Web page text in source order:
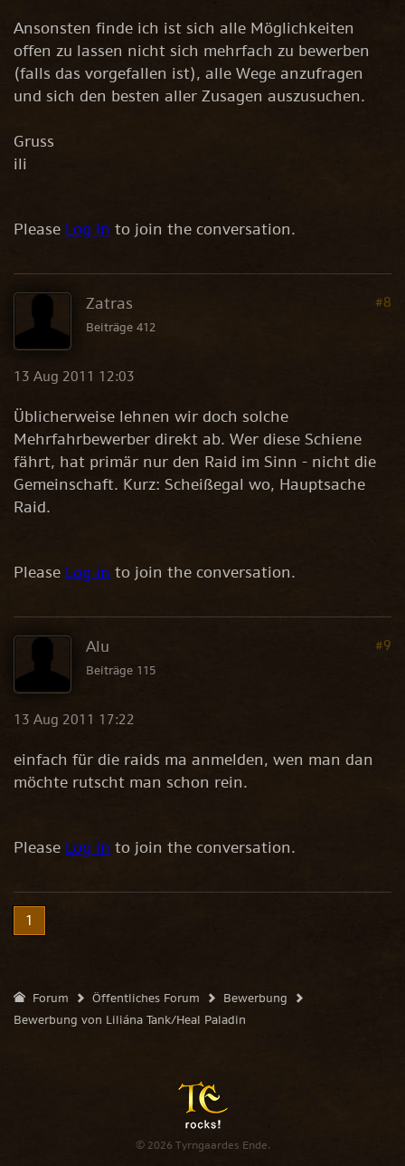
Ansonsten finde ich ist sich alle Möglichkeiten
offen zu lassen nicht sich mehrfach zu bewerben
(falls das vorgefallen ist), alle Wege anzufragen
und sich den besten aller Zusagen auszusuchen.
Gruss
ili
Please Log in to join the conversation.
Zatras
Beiträge 412
13 Aug 2011 12:03
#8
Üblicherweise lehnen wir doch solche
Mehrfahrbewerber direkt ab. Wer diese Schiene
fährt, hat primär nur den Raid im Sinn - nicht die
Gemeinschaft. Kurz: Scheißegal wo, Hauptsache
Raid.
Please Log in to join the conversation.
Alu
Beiträge 115
13 Aug 2011 17:22
#9
einfach für die raids ma anmelden, wen man dan
möchte rutscht man schon rein.
Please Log in to join the conversation.
1
Forum Öffentliches Forum
Bewerbung
Bewerbung von Liliána Tank/Heal Paladin
© 2026 Tyrngaardes Ende.